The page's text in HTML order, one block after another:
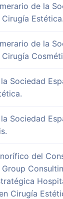
de la
Estética.
de la
Sociedad
Sociedad
del
Group
Cirugía